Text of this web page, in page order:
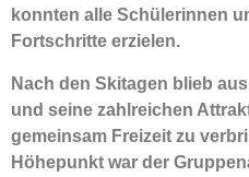
konnten alle Schülerinnen
Fortschritte erzielen.
Nach den Skitagen blieb
und seine zahlreichen
gemeinsam Freizeit zu
Höhepunkt war der